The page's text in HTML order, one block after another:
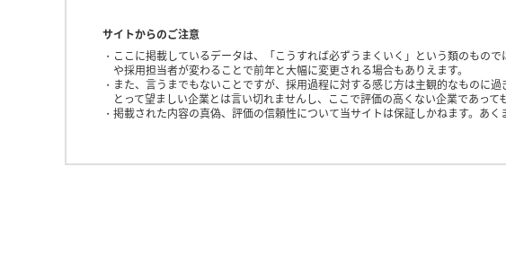
サイトからのご注意
ここに掲載しているデータは、「こうすれば必ずうまくいく」という類のもの
や採用担当者が変わることで前年と大幅に変更される場合もありえます。
また、言うまでもないことですが、採用過程に対する感じ方は主観的なものに
とって望ましい企業とは言い切れませんし、ここで評価の高くない企業であって
掲載された内容の真偽、評価の信頼性について当サイトは保証しかねます。あ